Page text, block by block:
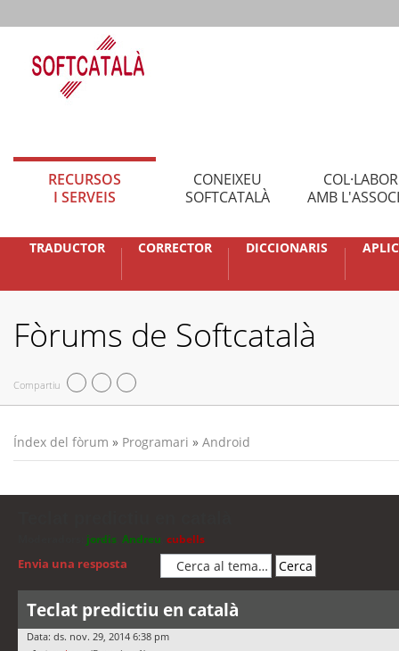
RECURSOS
I SERVEIS
CONEIXEU
SOFTCATALÀ
AMB
TRADUCTOR CORRECTOR DICCIONARIS
Fòrums de Softcatalà
Compartiu
Índex del fòrum » Programari » Android
jordis Andreu cubells
Envia una resposta
Teclat predictiu en català
Data: ds. nov. 29, 2014 6:38 pm